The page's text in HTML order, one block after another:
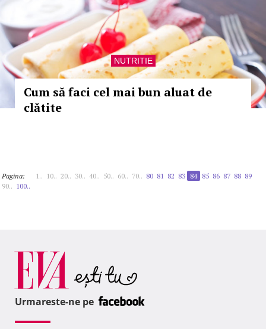
NUTRITIE
Cum să faci cel mai bun aluat de
clătite
Pagina: 1.. 10.. 20.. 30.. 40.. 50.. 60.. 70.. 80 81 82 83 84 85 86 87 88 89
90.. 100..
Urmareste-ne pe